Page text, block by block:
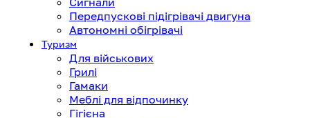
Передпускові підігрівачі двигуна
Автономні обігрівачі
Туризм
Для військових
Грилі
Гамаки
Меблі для відпочинку
Гігієна